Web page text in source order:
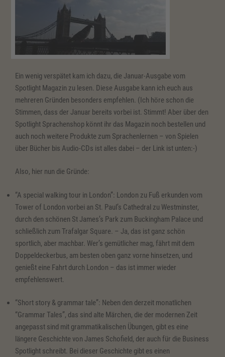
Ein wenig verspätet kam ich dazu, die Januar-Ausgabe vom
Spotlight Magazin zu lesen. Diese Ausgabe kann ich euch aus
mehreren Gründen besonders empfehlen. (Ich höre schon die
Stimmen, dass der Januar bereits vorbei ist. Stimmt! Aber über den
Spotlight Sprachenshop könnt ihr das Magazin noch bestellen und
auch noch weitere Produkte zum Sprachenlernen – von Spielen
über Bücher bis Audio-CDs ist alles dabei – der Link ist unten:-)
Also, hier nun die Gründe:
“A special walking tour in London”: London zu Fuß erkunden vom
Tower of London vorbei an St. Paul’s Cathedral zu Westminster,
durch den schönen St James’s Park zum Buckingham Palace und
schließlich zum Trafalgar Square. – Ja, das ist ganz schön
sportlich, aber machbar. Wer’s gemütlicher mag, fährt mit dem
Doppeldeckerbus, am besten oben ganz vorne hinsetzen, und
genießt eine Fahrt durch London – das ist immer wieder
empfehlenswert.
“Short story & grammar tale”: Neben den derzeit monatlichen
“Grammar Tales”, das sind alte Märchen, die der modernen Zeit
angepasst sind mit grammatikalischen Übungen, gibt es eine
längere Geschichte von James Schofield, der auch für die Business
Spotlight schreibt. Bei dieser Geschichte gibt es einen